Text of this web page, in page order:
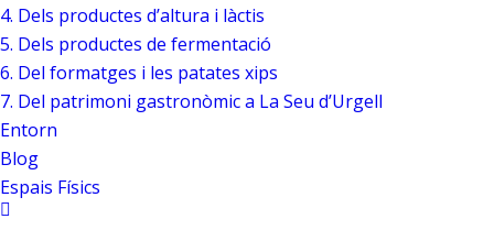
4. Dels productes d’altura i làctis
5. Dels productes de fermentació
6. Del formatges i les patates xips
7. Del patrimoni gastronòmic a La Seu d’Urgell
Entorn
Blog
Espais Físics